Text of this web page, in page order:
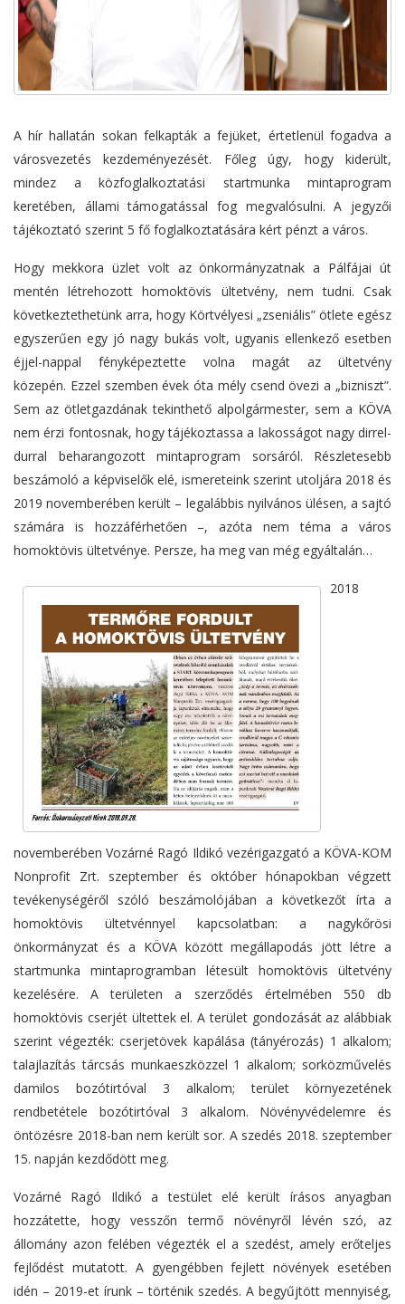
A hír hallatán sokan felkapták a fejüket, értetlenül fogadva a
városvezetés kezdeményezését. Főleg úgy, hogy kiderült,
mindez a közfoglalkoztatási startmunka mintaprogram
keretében, állami támogatással fog megvalósulni. A jegyzői
tájékoztató szerint 5 fő foglalkoztatására kért pénzt a város.
Hogy mekkora üzlet volt az önkormányzatnak a Pálfájai út
mentén létrehozott homoktövis ültetvény, nem tudni. Csak
következtethetünk arra, hogy Körtvélyesi „zseniális” ötlete egész
egyszerűen egy jó nagy bukás volt, ugyanis ellenkező esetben
éjjel-nappal fényképeztette volna magát az ültetvény
közepén. Ezzel szemben évek óta mély csend övezi a „bizniszt”.
Sem az ötletgazdának tekinthető alpolgármester, sem a KÖVA
nem érzi fontosnak, hogy tájékoztassa a lakosságot nagy dirrel-
durral beharangozott mintaprogram sorsáról. Részletesebb
beszámoló a képviselők elé, ismereteink szerint utoljára 2018 és
2019 novemberében került – legalábbis nyilvános ülésen, a sajtó
számára is hozzáférhetően –, azóta nem téma a város
homoktövis ültetvénye. Persze, ha meg van még egyáltalán…
2018
novemberében Vozárné Ragó Ildikó vezérigazgató a KÖVA-KOM
Nonprofit Zrt. szeptember és október hónapokban végzett
tevékenységéről szóló beszámolójában a következőt írta a
homoktövis ültetvénnyel kapcsolatban: a nagykőrösi
önkormányzat és a KÖVA között megállapodás jött létre a
startmunka mintaprogramban létesült homoktövis ültetvény
kezelésére. A területen a szerződés értelmében 550 db
homoktövis cserjét ültettek el. A terület gondozását az alábbiak
szerint végezték: cserjetövek kapálása (tányérozás) 1 alkalom;
talajlazítás tárcsás munkaeszközzel 1 alkalom; sorközművelés
damilos bozótirtóval 3 alkalom; terület környezetének
rendbetétele bozótirtóval 3 alkalom. Növényvédelemre és
öntözésre 2018-ban nem került sor. A szedés 2018. szeptember
15. napján kezdődött meg.
Vozárné Ragó Ildikó a testület elé került írásos anyagban
hozzátette, hogy vesszőn termő növényről lévén szó, az
állomány azon felében végezték el a szedést, amely erőteljes
fejlődést mutatott. A gyengébben fejlett növények esetében
idén – 2019-et írunk – történik szedés. A begyűjtött mennyiség,